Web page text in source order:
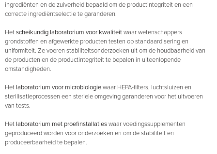
ingrediënten en de zuiverheid bepaald om de productintegriteit en een
correcte ingrediëntselectie te garanderen.
Hetscheikundig laboratorium voor kwaliteitwaar wetenschappers
grondstoffen en afgewerkte producten testen op standaardisering en
uniformiteit. Ze voeren stabiliteitsonderzoeken uit om de houdbaarheid van
de producten en de productintegriteit te bepalen in uiteenlopende
omstandigheden.
Het laboratorium voor microbiologiewaar HEPA-filters, luchtsluizen en
sterilisatieprocessen een steriele omgeving garanderen voor het uitvoeren
van tests.
Het laboratorium met proefinstallatieswaar voedingssupplementen
geproduceerd worden voor onderzoeken en om de stabiliteit en
produceerbaarheid te bepalen.